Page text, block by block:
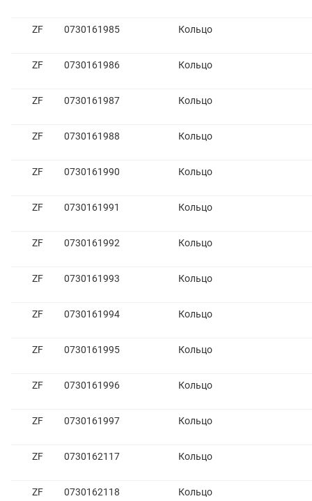
ZF 0730161985 Кольцо
ZF 0730161986 Кольцо
ZF 0730161987 Кольцо
ZF 0730161988 Кольцо
ZF 0730161990 Кольцо
ZF 0730161991 Кольцо
ZF 0730161992 Кольцо
ZF 0730161993 Кольцо
ZF 0730161994 Кольцо
ZF 0730161995 Кольцо
ZF 0730161996 Кольцо
ZF 0730161997 Кольцо
ZF 0730162117 Кольцо
ZF 0730162118 Кольцо